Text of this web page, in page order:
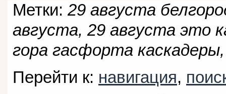
Метки: 29 августа
августа, 29 августа это
гора гасфорта
Перейти к: навигация,